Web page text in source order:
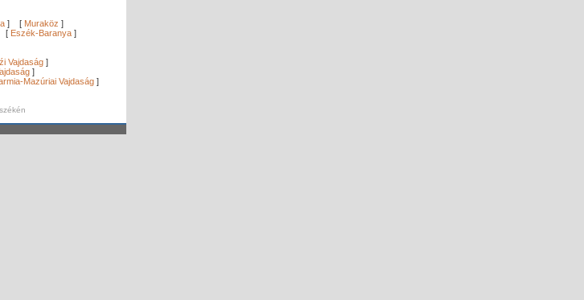
] [ Muraköz ]
[ Eszék-Baranya ]
Vajdaság ]
]
Mazúriai Vajdaság ]